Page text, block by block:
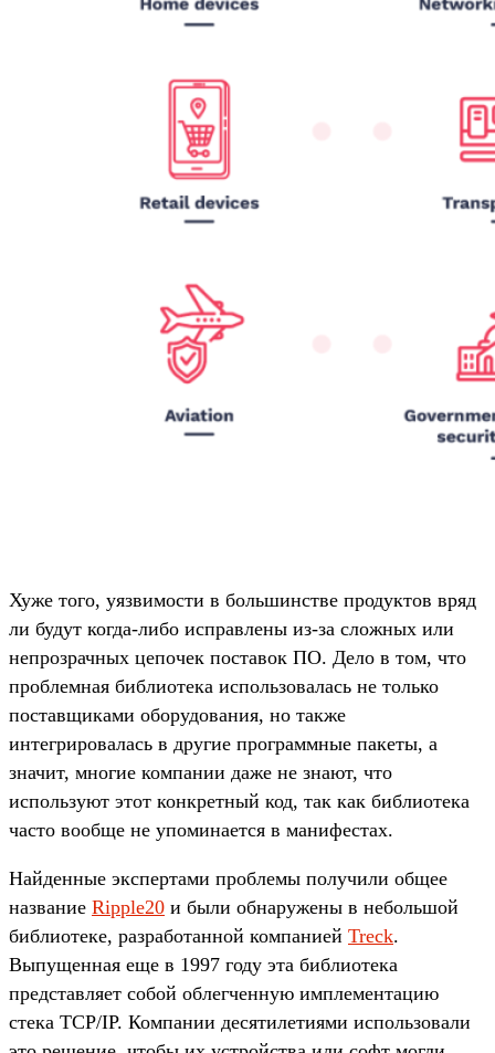
Хуже того, уязвимости в большинстве продуктов вряд
ли будут когда-либо исправлены из-за сложных или
непрозрачных цепочек поставок ПО. Дело в том, что
проблемная библиотека использовалась не только
поставщиками оборудования, но также
интегрировалась в другие программные пакеты, а
значит, многие компании даже не знают, что
используют этот конкретный код, так как библиотека
часто вообще не упоминается в манифестах.
Найденные экспертами проблемы получили общее
название Ripple20 и были обнаружены в небольшой
библиотеке, разработанной компанией Treck.
Выпущенная еще в 1997 году эта библиотека
представляет собой облегченную имплементацию
стека TCP/IP. Компании десятилетиями использовали